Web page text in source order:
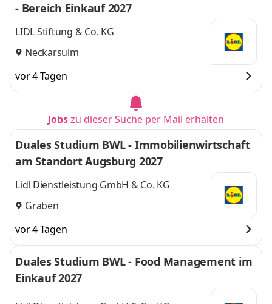
- Bereich Einkauf 2027
LIDL Stiftung & Co. KG
Neckarsulm
vor 4 Tagen
Jobszu dieser Suche per Mail erhalten
Duales Studium BWL - Immobilienwirtschaft
am Standort Augsburg 2027
Lidl Dienstleistung GmbH & Co. KG
Graben
vor 4 Tagen
Duales Studium BWL - Food Management im
Einkauf 2027